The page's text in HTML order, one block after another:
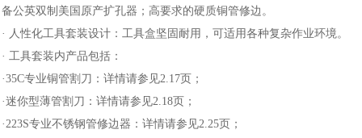
备公英双制美国原产扩孔器；高要求的硬质铜管修边。
· 人性化工具套装设计：工具盒坚固耐用，可适用各种复杂作业环境。
· 工具套装内产品包括：
·35C专业铜管割刀：详情请参见2.17页；
·迷你型薄管割刀：详情请参见2.18页；
·223S专业不锈钢管修边器：详情请参见2.25页；